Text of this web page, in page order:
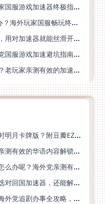
印度怎么玩全民突击？海外玩家国服游戏加速器终极指南（附原神延迟优化+精灵之境加速器选择）
300大作战国外无法登陆怎么办？海外玩家国服畅玩终极指南（附实测推荐）
非洲玩蛋仔派对总掉线？别慌，用对加速器就能丝滑开跑！
比利时怎么玩倩女幽魂？海外党国服游戏加速避坑指南（附实测推荐）
在欧洲怎么玩穿越火线不卡顿？老玩家亲测有效的加速器选择指南
海外党必看：怎么在国外玩秦时明月卡牌版？附豆瓣EZCast地区限制破解法
海外怎么听酷我畅听？留学生亲测有效的华语内容解锁指南
在国外看不了央视影音电视剧怎么办呢？海外党亲测有效的回国加速方案
海外华人看国内电视剧总卡？选对回国加速器，还能解决菲律宾打不开反诈中心的问题
探花在比利时用不了怎么办？海外党追剧办事全攻略，选对加速器就够了